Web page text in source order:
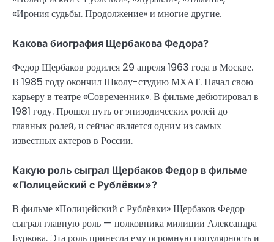
«Ирония судьбы. Продолжение» и многие другие.
Какова биография Щербакова Федора?
Федор Щербаков родился 29 апреля 1963 года в Москве.
В 1985 году окончил Школу-студию МХАТ. Начал свою
карьеру в театре «Современник». В фильме дебютировал в
1981 году. Прошел путь от эпизодических ролей до
главных ролей, и сейчас является одним из самых
известных актеров в России.
Какую роль сыграл Щербаков Федор в фильме
«Полицейский с Рублёвки»?
В фильме «Полицейский с Рублёвки» Щербаков Федор
сыграл главную роль — полковника милиции Александра
Буркова. Эта роль принесла ему огромную популярность и